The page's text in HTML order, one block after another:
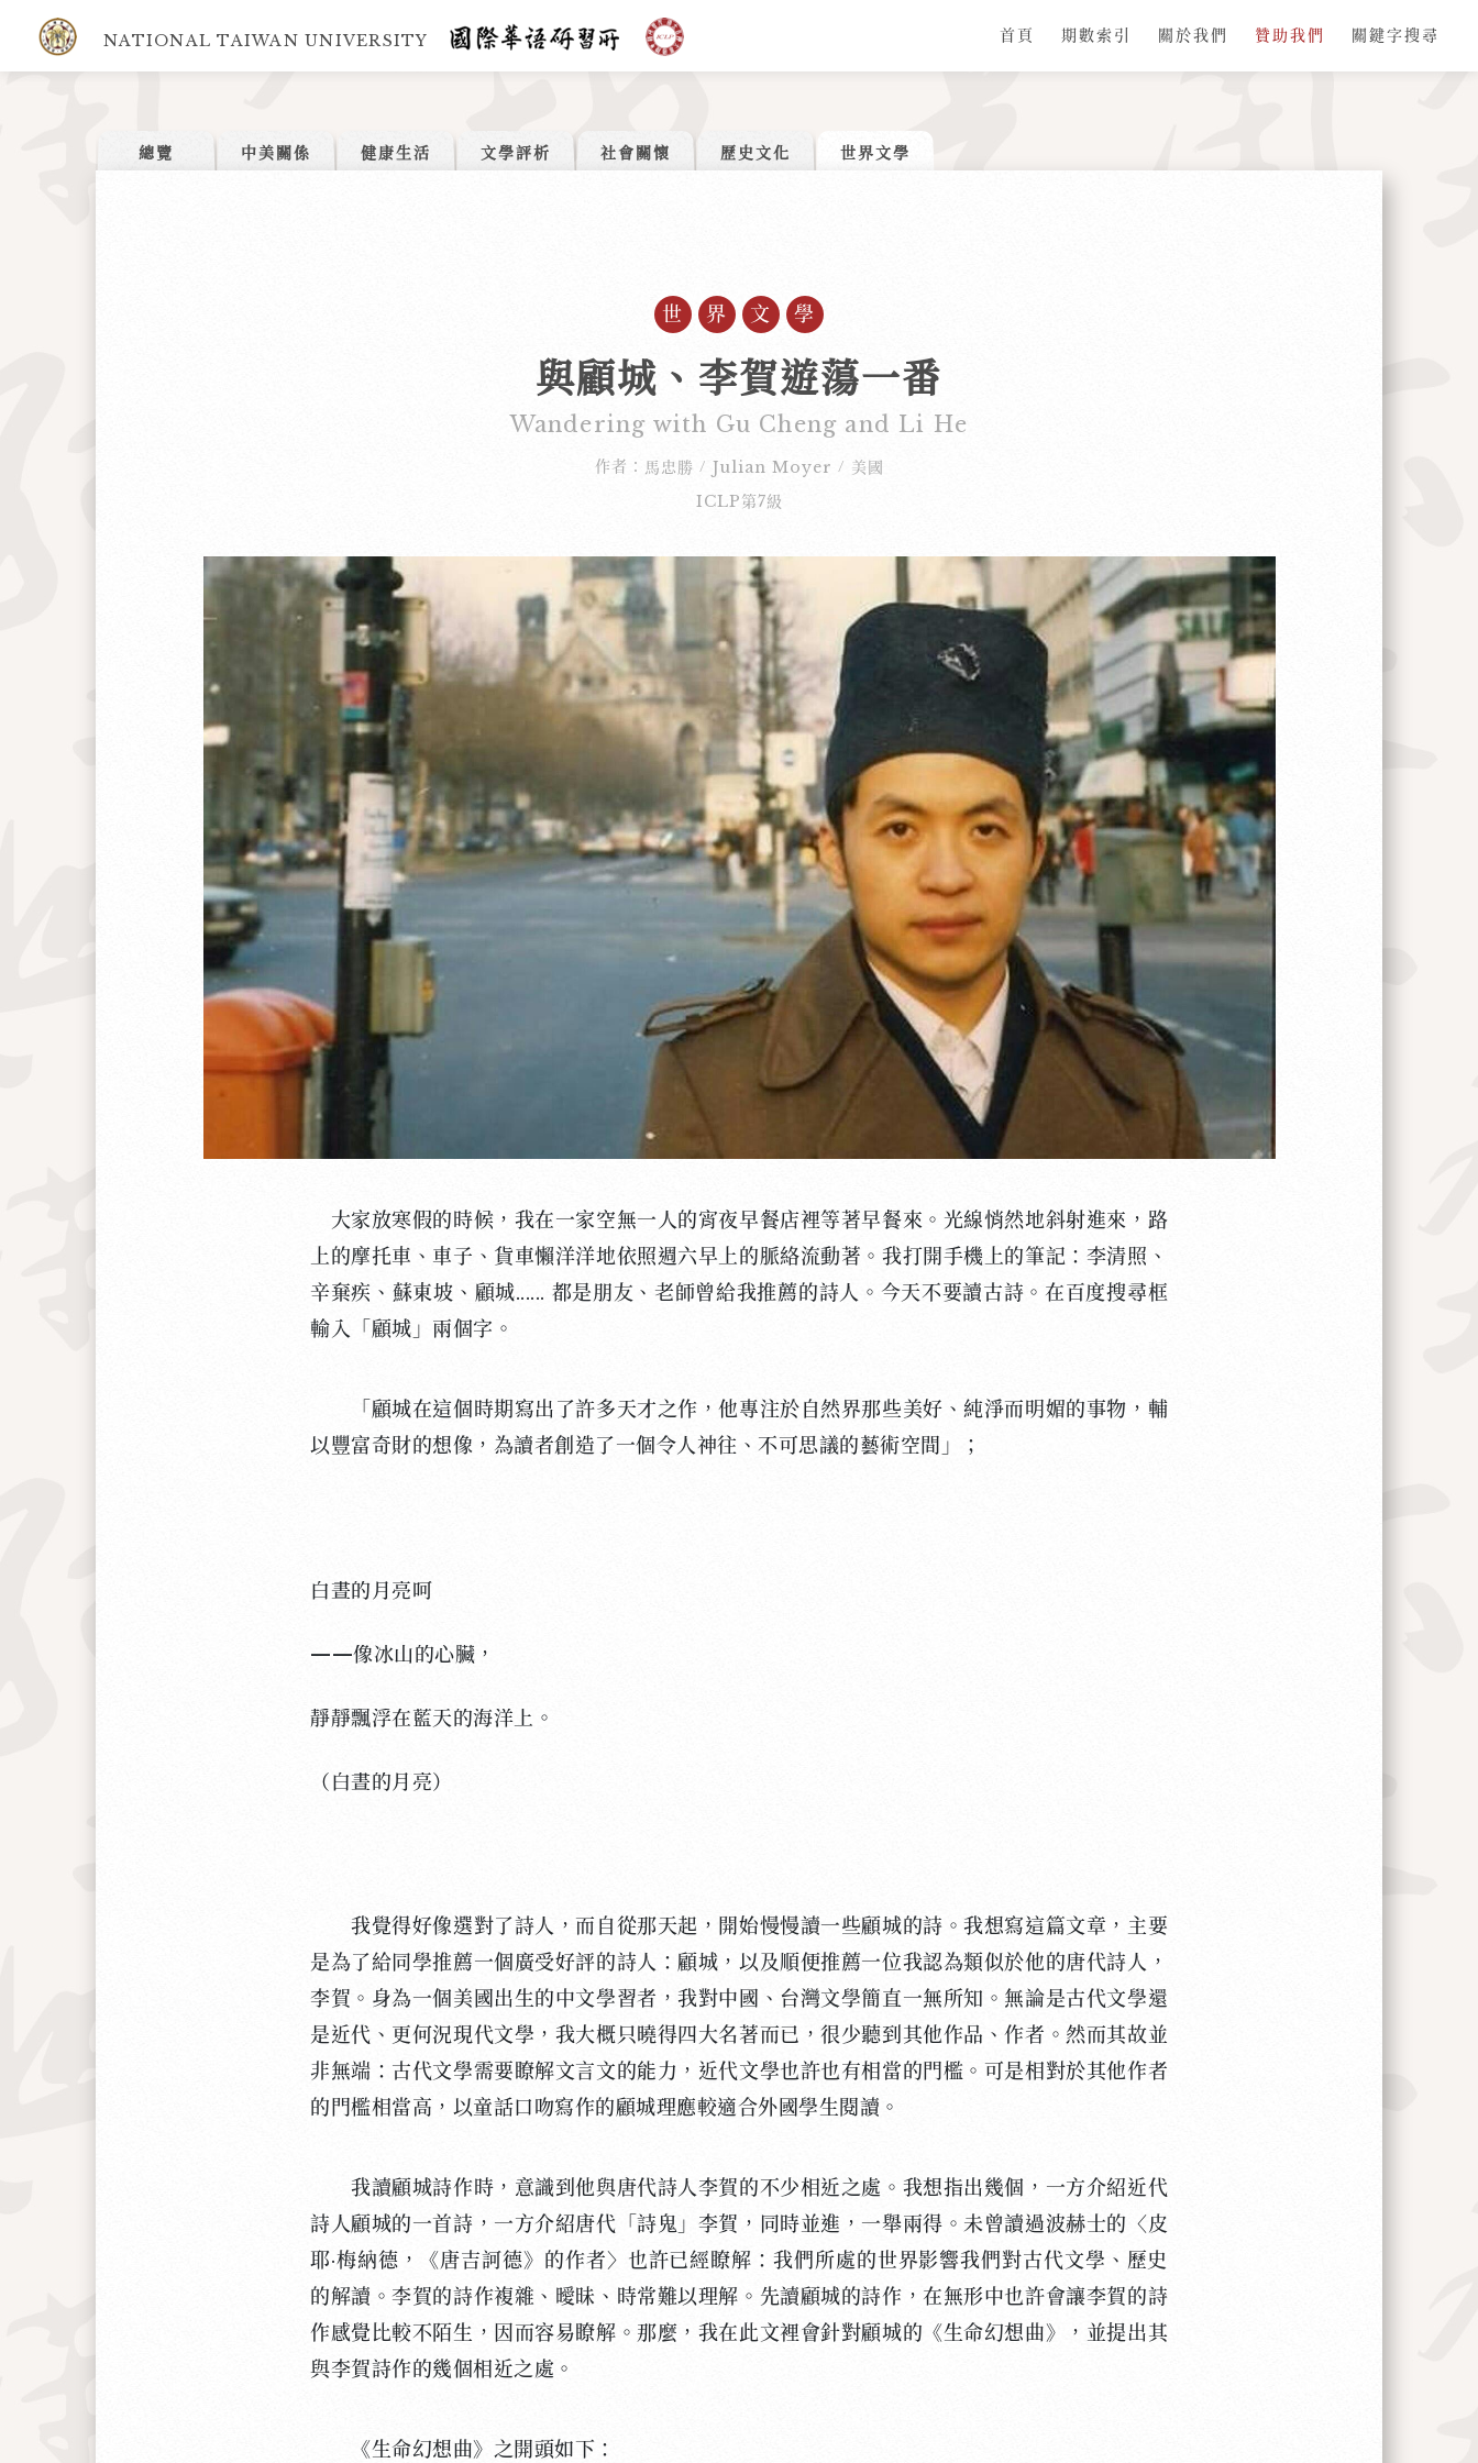
NATIONAL TAIWAN UNIVERSITY 首頁 期數索引 關於我們 贊助我們 關鍵字搜尋
總覽 中美關係 健康生活 文學評析 社會關懷 歷史文化 世界文學
世界文學
與顧城、李賀遊蕩一番
Wandering with Gu Cheng and Li He
作者： 馬忠勝 / Julian Moyer / 美國
ICLP第7級
大家放寒假的時候，我在一家空無一人的宵夜早餐店裡等著早餐來。光線悄然地斜射進來，路
上的摩托車、車子、貨車懶洋洋地依照週六早上的脈絡流動著。我打開手機上的筆記：李清照、
辛棄疾、蘇東坡、顧城...... 都是朋友、老師曾給我推薦的詩人。今天不要讀古詩。在百度搜尋框
輸入「顧城」兩個字。
「顧城在這個時期寫出了許多天才之作，他專注於自然界那些美好、純淨而明媚的事物，輔
以豐富奇財的想像，為讀者創造了一個令人神往、不可思議的藝術空間」；
白晝的月亮呵
——像冰山的心臟，
靜靜飄浮在藍天的海洋上。
（白晝的月亮）
我覺得好像選對了詩人，而自從那天起，開始慢慢讀一些顧城的詩。我想寫這篇文章，主要
是為了給同學推薦一個廣受好評的詩人：顧城，以及順便推薦一位我認為類似於他的唐代詩人，
李賀。身為一個美國出生的中文學習者，我對中國、台灣文學簡直一無所知。無論是古代文學還
是近代、更何況現代文學，我大概只曉得四大名著而已，很少聽到其他作品、作者。然而其故並
非無端：古代文學需要瞭解文言文的能力，近代文學也許也有相當的門檻。可是相對於其他作者
的門檻相當高，以童話口吻寫作的顧城理應較適合外國學生閱讀。
我讀顧城詩作時，意識到他與唐代詩人李賀的不少相近之處。我想指出幾個，一方介紹近代
詩人顧城的一首詩，一方介紹唐代「詩鬼」李賀，同時並進，一舉兩得。未曾讀過波赫士的〈皮
耶·梅納德，《唐吉訶德》的作者〉也許已經瞭解：我們所處的世界影響我們對古代文學、歷史
的解讀。李賀的詩作複雜、曖昧、時常難以理解。先讀顧城的詩作，在無形中也許會讓李賀的詩
作感覺比較不陌生，因而容易瞭解。那麼，我在此文裡會針對顧城的《生命幻想曲》，並提出其
與李賀詩作的幾個相近之處。
《生命幻想曲》之開頭如下：